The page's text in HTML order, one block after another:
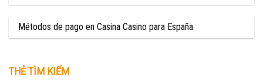
Métodos de pago en Casina Casino para España
THẺ TÌM KIẾM